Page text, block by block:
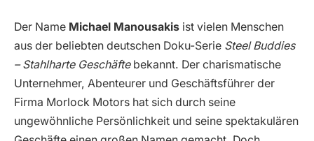
Der Name Michael Manousakis ist vielen Menschen
aus der beliebten deutschen Doku-Serie Steel Buddies
– Stahlharte Geschäftebekannt. Der charismatische
Unternehmer, Abenteurer und Geschäftsführer der
Firma Morlock Motors hat sich durch seine
ungewöhnliche Persönlichkeit und seine spektakulären